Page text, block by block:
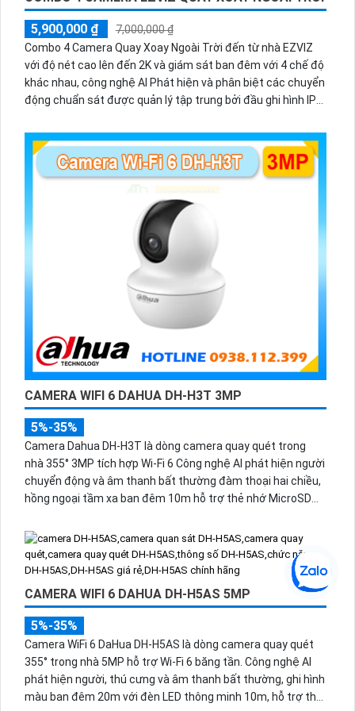
5,900,000 ₫
7,000,000 ₫
Combo 4 Camera Quay Xoay Ngoài Trời đến từ nhà EZVIZ
với độ nét cao lên đến 2K và giám sát ban đêm với 4 chế độ
khác nhau, công nghệ AI Phát hiện và phân biệt các chuyển
động chuẩn sát được quản lý tập trung bởi đầu ghi hình IP
CAMERA WIFI 6 DAHUA DH-H3T 3MP
5%-35%
Camera Dahua DH-H3T là dòng camera quay quét trong
nhà 355° 3MP tích hợp Wi-Fi 6 Công nghệ AI phát hiện người
chuyển động và âm thanh bất thường đàm thoại hai chiều,
hồng ngoại tầm xa ban đêm 10m hỗ trợ thẻ nhớ MicroSD
CAMERA WIFI 6 DAHUA DH-H5AS 5MP
5%-35%
Camera WiFi 6 DaHua DH-H5AS là dòng camera quay quét
355° trong nhà 5MP hỗ trợ Wi-Fi 6 băng tần. Công nghệ AI
phát hiện người, thú cưng và âm thanh bất thường, ghi hình
màu ban đêm 20m với đèn LED thông minh 10m, hỗ trợ thẻ